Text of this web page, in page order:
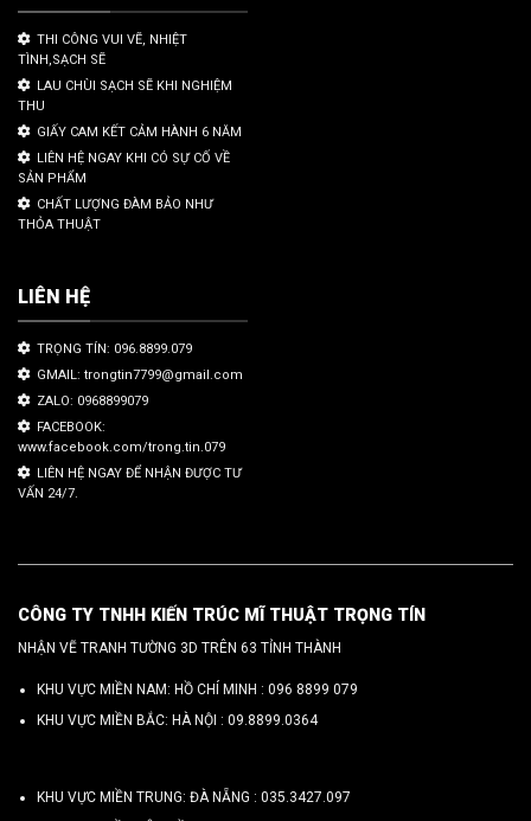
THI CÔNG VUI VẼ, NHIỆT
TÌNH,SẠCH SẼ
LAU CHÙI SẠCH SẼ KHI NGHIỆM
THU
GIẤY CAM KẾT CẢM HÀNH 6 NĂM
LIÊN HỆ NGAY KHI CÓ SỰ CỐ VỀ
SẢN PHẨM
CHẤT LƯỢNG ĐÀM BẢO NHƯ
THỎA THUẬT
LIÊN HỆ
TRỌNG TÍN: 096.8899.079
GMAIL: trongtin7799@gmail.com
ZALO: 0968899079
FACEBOOK:
www.facebook.com/trong.tin.079
LIÊN HỆ NGAY ĐỂ NHẬN ĐƯỢC TƯ
VẤN 24/7.
CÔNG TY TNHH KIẾN TRÚC MĨ THUẬT TRỌNG TÍN
NHẬN VẼ TRANH TƯỜNG 3D TRÊN 63 TỈNH THÀNH
KHU VỰC MIỀN NAM: HỒ CHÍ MINH : 096 8899 079
KHU VỰC MIỀN BẮC: HÀ NỘI : 09.8899.0364
KHU VỰC MIỀN TRUNG: ĐÀ NẴNG : 035.3427.097